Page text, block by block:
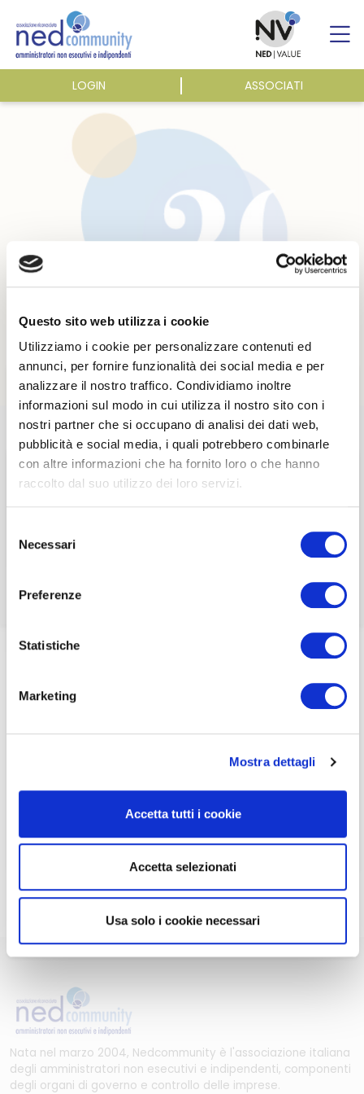
Questo sito web utilizza i cookie
Utilizziamo i cookie per personalizzare contenuti ed
annunci, per fornire funzionalità dei social media e per
analizzare il nostro traffico. Condividiamo inoltre
informazioni sul modo in cui utilizza il nostro sito con i
nostri partner che si occupano di analisi dei dati web,
pubblicità e social media, i quali potrebbero combinarle
con altre informazioni che ha fornito loro o che hanno
raccolto dal suo utilizzo dei loro servizi.
delNecessari
Preferenze
Statistiche
Marketing
Mostra dettagli
Accetta tutti i cookie
Accetta selezionati
Usa solo i cookie necessari
content
LOGIN ASSOCIATI
ASSOCIAZIONE
ATTIVITÀ
PUBBLICAZIONI
ACCEDI A NEDCOMMUNITY
Password dimenticata?
fare cliccando qui.
21 Maggio 2024
EVENTI ASSOCIATIVI E WEBINAR
Assemblea Annuale
Nedcommunity 2024
Home/Eventi e news
Questa sezione è riservata agli
associati
per visualizzare il contenuto è necessario
effettuare il login inserendo email e password qui
Se non si è ancora associato a Nedcommunity, lo può
ASSOCIARSI A NEDCOMMUNITY
Può contattare la Segreteria per maggiori informazioni
info@nedcommunity.com
Nata nel marzo 2004, Nedcommunity è l'associazione italiana
degli amministratori non esecutivi e indipendenti, componenti
degli organi di governo e controllo delle imprese.